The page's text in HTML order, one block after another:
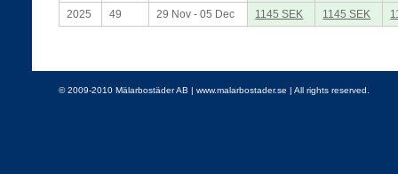
2025
49 29 Nov - 05 Dec 1145 SEK 1145 SEK
© 2009-2010 Mälarbostäder AB | www.malarbostader.se | All rights reserved.